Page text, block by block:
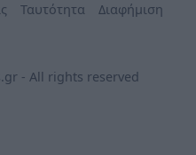
Ταυτότητα Διαφήμιση
- All rights reserved